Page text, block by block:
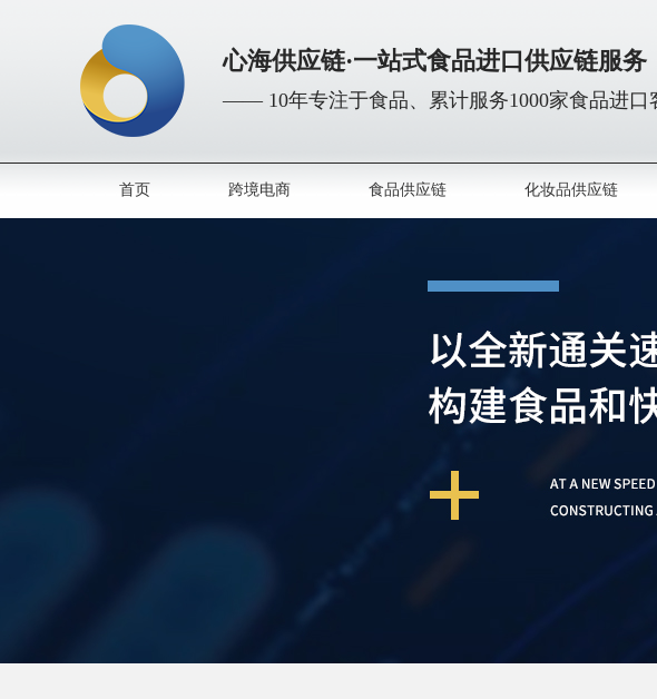
心海供应链·一站式食品进口供应链服务
—— 10年专注于食品、累计服务1000家食品进
首页 跨境电商 食品供应链 化妆品供应链